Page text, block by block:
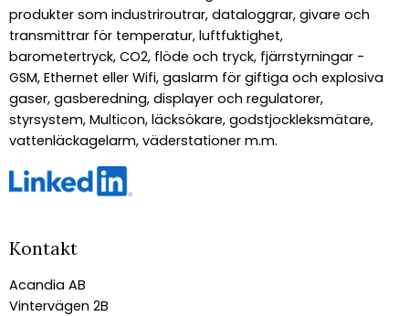
produkter som industriroutrar, dataloggrar, givare och
transmittrar för temperatur, luftfuktighet,
barometertryck, CO2, flöde och tryck, fjärrstyrningar -
GSM, Ethernet eller Wifi, gaslarm för giftiga och explosiva
gaser, gasberedning, displayer och regulatorer,
styrsystem, Multicon, läcksökare, godstjockleksmätare,
vattenläckagelarm, väderstationer m.m.
Kontakt
Acandia AB
Vintervägen 2B